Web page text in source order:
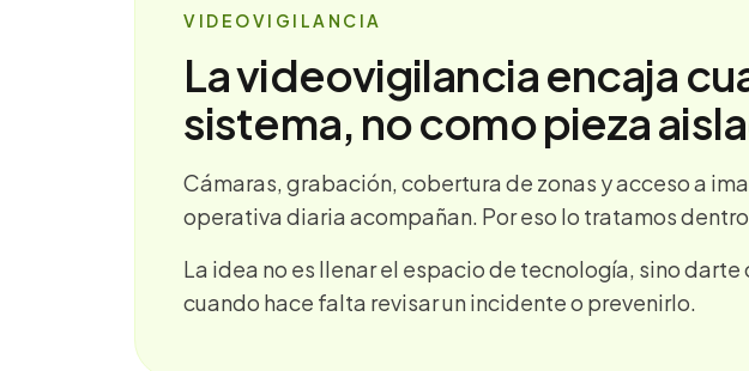
VIDEOVIGILANCIA
La videovigilancia encaja
sistema, no como pieza
Cámaras, grabación, cobertura de zonas y acceso a
operativa diaria acompañan. Por eso lo tratamos
La idea no es llenar el espacio de tecnología, sino
cuando hace falta revisar un incidente o prevenirlo.